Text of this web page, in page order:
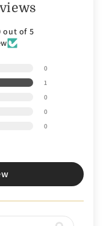
out of 5
0
1
0
0
0